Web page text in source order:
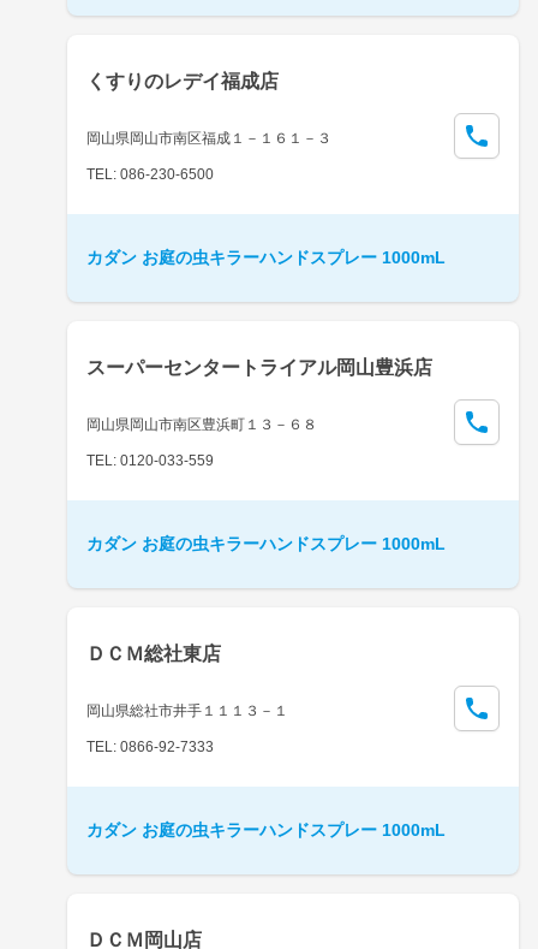
くすりのレデイ福成店
岡山県岡山市南区福成１－１６１－３
TEL: 086-230-6500
カダン お庭の虫キラーハンドスプレー 1000mL
スーパーセンタートライアル岡山豊浜店
岡山県岡山市南区豊浜町１３－６８
TEL: 0120-033-559
カダン お庭の虫キラーハンドスプレー 1000mL
ＤＣＭ総社東店
岡山県総社市井手１１１３－１
TEL: 0866-92-7333
カダン お庭の虫キラーハンドスプレー 1000mL
ＤＣＭ岡山店